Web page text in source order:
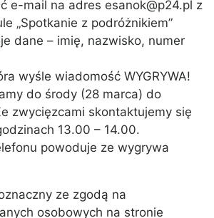
e-mail na adres esanok@p24.pl z
„Spotkanie z podróżnikiem”
dane – imię, nazwisko, numer
wyśle wiadomość WYGRYWA!
do środy (28 marca) do
zwycięzcami skontaktujemy się
13.00 – 14.00.
powoduje ze wygrywa
ze zgodą na
osobowych na stronie